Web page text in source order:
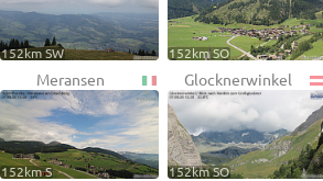
152km SW 152km SO
Meransen
152km S
Glocknerwinkel
152km SO